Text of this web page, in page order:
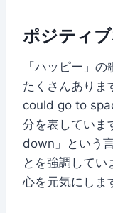
ポジティ
「ハッピー」
たくさんあり
could go to
分を表していま
down」という
とを強調してい
心を元気にしま